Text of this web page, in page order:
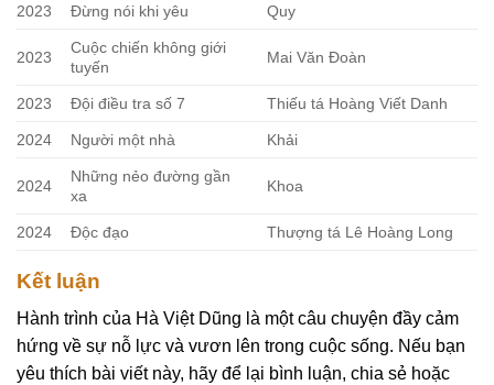
2023 Đừng nói khi yêu Quy
2023
Cuộc chiến không giới
tuyến
Mai Văn Đoàn
2023 Đội điều tra số 7 Thiếu tá Hoàng Viết Danh
2024 Người một nhà Khải
2024
Những nẻo đường gần
xa
Khoa
2024 Độc đạo Thượng tá Lê Hoàng Long
Kết luận
Hành trình của Hà Việt Dũng là một câu chuyện đầy cảm
hứng về sự nỗ lực và vươn lên trong cuộc sống. Nếu bạn
yêu thích bài viết này, hãy để lại bình luận, chia sẻ hoặc